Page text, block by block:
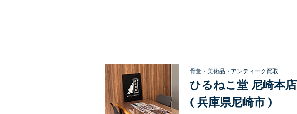
骨董・美術品・アンティーク買取
ひるねこ堂 尼崎本店
( 兵庫県尼崎市 )